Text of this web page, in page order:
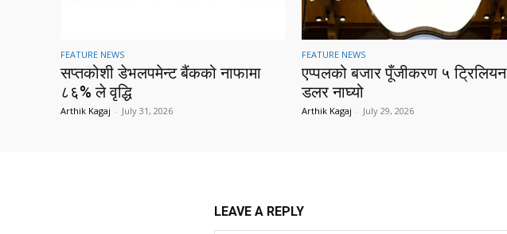
FEATURE NEWS
सप्तकोशी डेभलपमेन्ट बैंकको नाफामा
८६% ले वृद्धि
Arthik Kagaj - July 31, 2026
FEATURE NEWS
एप्पलको बजार पूँजीकरण ५ ट्रिलियन
डलर नाघ्यो
Arthik Kagaj - July 29, 2026
LEAVE A REPLY